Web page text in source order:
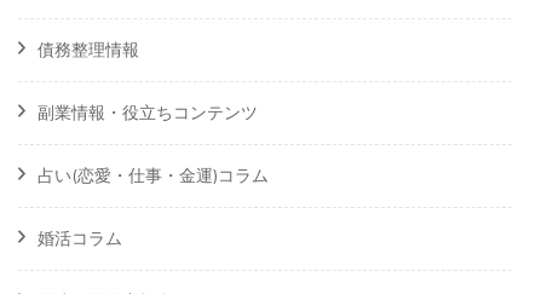
債務整理情報
副業情報・役立ちコンテンツ
占い(恋愛・仕事・金運)コラム
婚活コラム